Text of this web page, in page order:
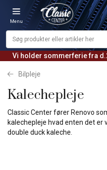
Vi holder sommerferie fra
Menu
Bilpleje
Kalechepleje
Classic Center fører Renovo
kalechepleje hvad enten det er
double duck kaleche.